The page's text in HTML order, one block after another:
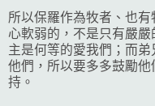
所以保羅作為牧者、也
心軟弱的，不是只有嚴
主是何等的愛我們；而
他們，所以要多多鼓勵
持。